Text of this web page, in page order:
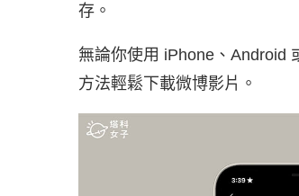
存。
無論你使用 iPhone、Android
方法輕鬆下載微博影片。